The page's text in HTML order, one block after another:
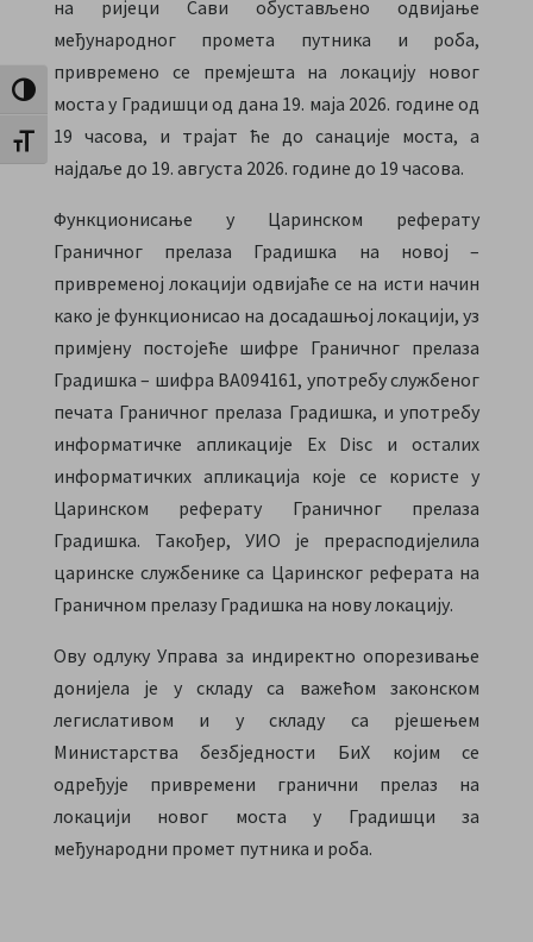
Toggle High Contrast
Toggle Font size
на ријеци Сави обустављено одвијање
међународног промета путника и роба,
привремено се премјешта на локацију новог
моста у Градишци од дана 19. маја 2026. године од
19 часова, и трајат ће до санације моста, а
најдаље до 19. августа 2026. године до 19 часова.
Функционисање у Царинском реферату
Граничног прелаза Градишка на новој –
привременој локацији одвијаће се на исти начин
како је функционисао на досадашњој локацији, уз
примјену постојеће шифре Граничног прелаза
Градишка – шифра BA094161, употребу службеног
печата Граничног прелаза Градишка, и употребу
информатичке апликације Ex Disc и осталих
информатичких апликација које се користе у
Царинском реферату Граничног прелаза
Градишка. Такођер, УИО је прерасподијелила
царинске службенике са Царинског реферата на
Граничном прелазу Градишка на нову локацију.
Ову одлуку Управа за индиректно опорезивање
донијела је у складу са важећом законском
легислативом и у складу са рјешењем
Министарства безбједности БиХ којим се
одређује привремени гранични прелаз на
локацији новог моста у Градишци за
међународни промет путника и роба.